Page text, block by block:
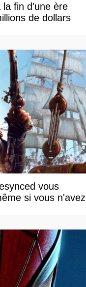
la fin d'une ère
de dollars
vous
si vous n'avez